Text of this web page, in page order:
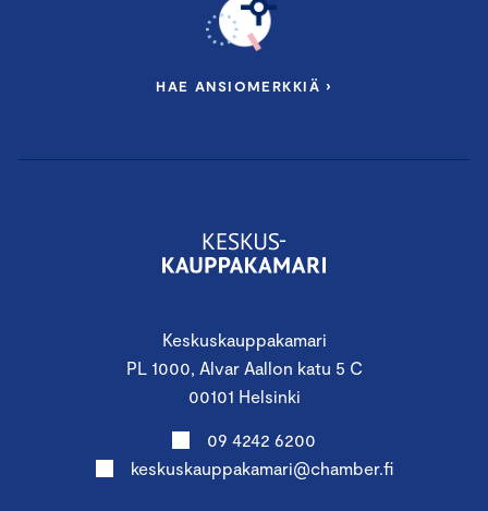
Keskuskauppakamari
PL 1000, Alvar Aallon katu 5 C
00101 Helsinki
09 4242 6200
keskuskauppakamari@chamber.fi
HAE ANSIOMERKKIÄ ›